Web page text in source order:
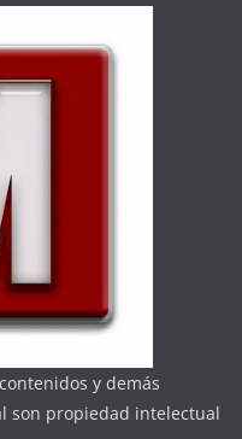
y demás
son propiedad intelectual